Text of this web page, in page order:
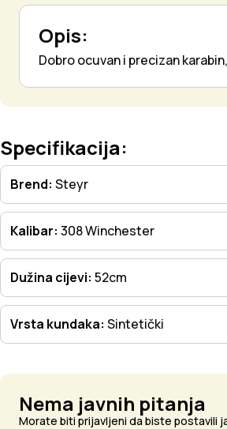
Opis:
Dobro ocuvan i precizan
Specifikacija:
Brend: Steyr
Kalibar: 308 Winchester
Dužina cijevi: 52cm
Vrsta kundaka: Sintetički
Nema javnih pitanja
Morate biti prijavljeni da biste postavili